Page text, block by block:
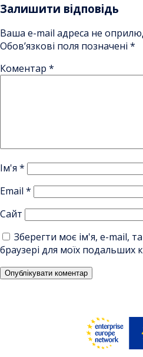
Залишити відповідь
Ваша e-mail адреса не
Обов’язкові поля позначені *
Коментар *
Ім'я *
Email *
Сайт
Зберегти моє ім'я, e-mail,
браузері для моїх подальших